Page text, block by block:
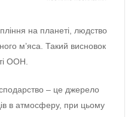
на планеті, людство
м’яса. Такий висновок
ООН.
– це джерело
в атмосферу, при цьому